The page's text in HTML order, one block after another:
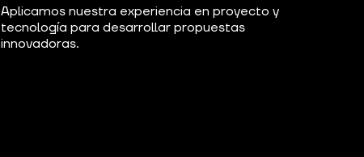
Aplicamos nuestra experiencia en proyecto y
tecnología para desarrollar propuestas
innovadoras.